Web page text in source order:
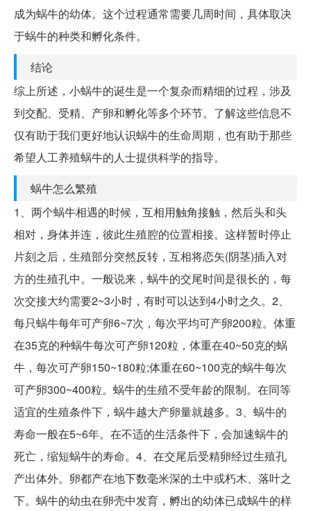
成为蜗牛的幼体。这个过程通常需要几周时间，具体取决
于蜗牛的种类和孵化条件。
结论
综上所述，小蜗牛的诞生是一个复杂而精细的过程，涉及
到交配、受精、产卵和孵化等多个环节。了解这些信息不
仅有助于我们更好地认识蜗牛的生命周期，也有助于那些
希望人工养殖蜗牛的人士提供科学的指导。
蜗牛怎么繁殖
1、两个蜗牛相遇的时候，互相用触角接触，然后头和头
相对，身体并连，彼此生殖腔的位置相接。这样暂时停止
片刻之后，生殖部分突然反转，互相将恋矢(阴茎)插入对
方的生殖孔中。一般说来，蜗牛的交尾时间是很长的，每
次交接大约需要2~3小时，有时可以达到4小时之久。2、
每只蜗牛每年可产卵6~7次，每次平均可产卵200粒。体重
在35克的种蜗牛每次可产卵120粒，体重在40~50克的蜗
牛，每次可产卵150~180粒;体重在60~100克的蜗牛每次
可产卵300~400粒。蜗牛的生殖不受年龄的限制。在同等
适宜的生殖条件下，蜗牛越大产卵量就越多。3、蜗牛的
寿命一般在5~6年。在不适的生活条件下，会加速蜗牛的
死亡，缩短蜗牛的寿命。4、在交尾后受精卵经过生殖孔
产出体外。卵都产在地下数毫米深的土中或朽木、落叶之
下。蜗牛的幼虫在卵壳中发育，孵出的幼体已成蜗牛的样